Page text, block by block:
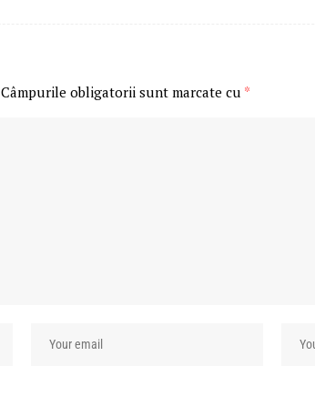
Câmpurile obligatorii sunt marcate cu *